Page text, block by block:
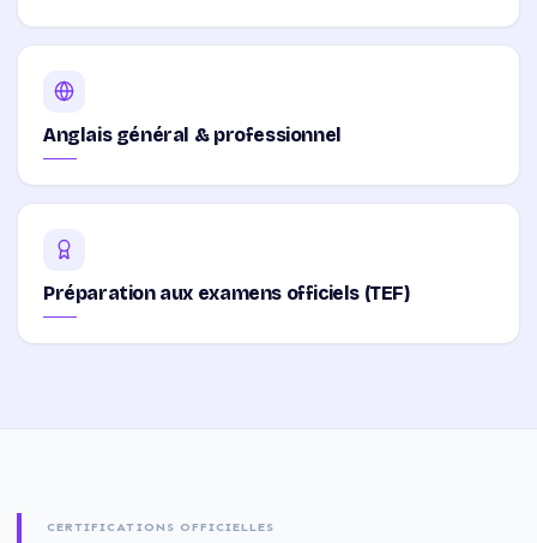
Anglais général & professionnel
Préparation aux examens officiels (TEF)
CERTIFICATIONS OFFICIELLES